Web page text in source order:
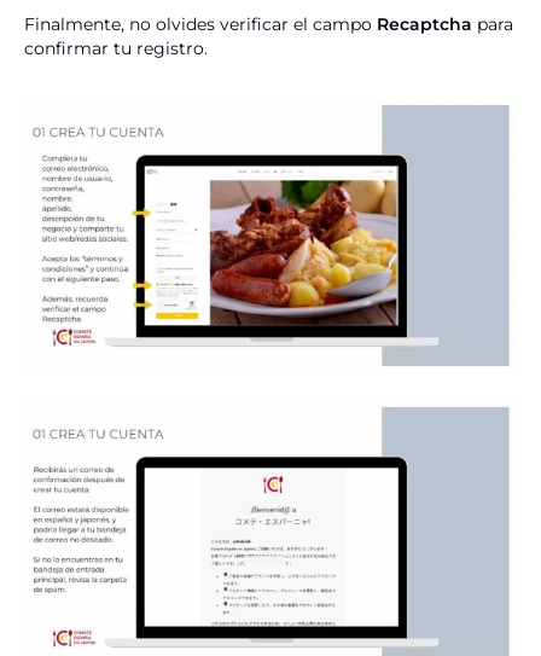
Finalmente, no olvides verificar el campo Recaptcha para
confirmar tu registro.